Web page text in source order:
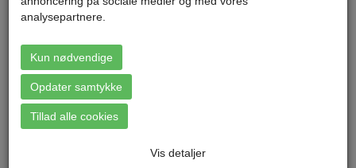
Booking: Celle - Julemarked
analysepartnere.
Kun nødvendige
Opdater samtykke
Tillad alle cookies
Vis detaljer